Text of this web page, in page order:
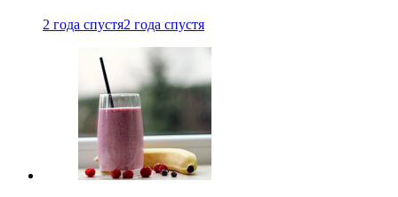
2 года спустя2 года спустя